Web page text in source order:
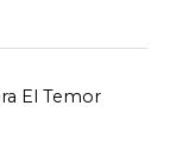
El Temor